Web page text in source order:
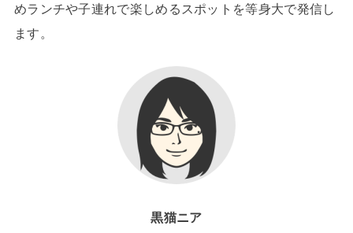
めランチや子連れで楽しめるスポットを等身大で発信し
ます。
黒猫ニア